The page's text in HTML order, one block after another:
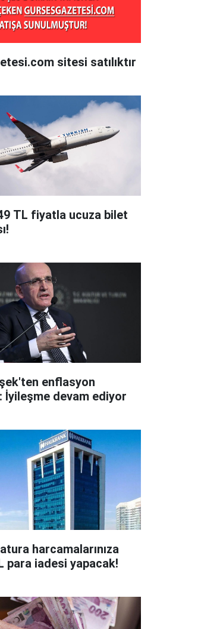
sitesi satılıktır
TL fiyatla ucuza bilet
enflasyon
İyileşme devam ediyor
harcamalarınıza
para iadesi yapacak!